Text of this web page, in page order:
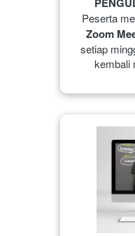
Peserta
Zoom
setiap
kembali